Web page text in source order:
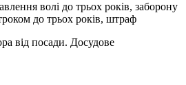
волі до трьох років, заборону
до трьох років, штраф
від посади. Досудове